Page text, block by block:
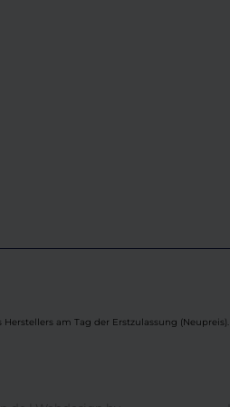
am Tag der Erstzulassung (Neupreis).